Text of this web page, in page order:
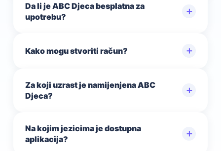
Da li je ABC Djeca besplatna za
upotrebu?
＋
Kako mogu stvoriti račun? ＋
Za koji uzrast je namijenjena ABC
Djeca?
＋
Na kojim jezicima je dostupna
aplikacija?
＋